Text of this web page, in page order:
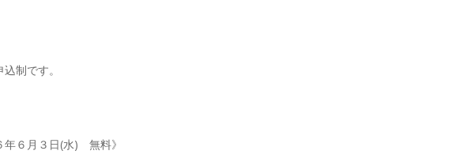
制です。
６月３日(水) 無料》